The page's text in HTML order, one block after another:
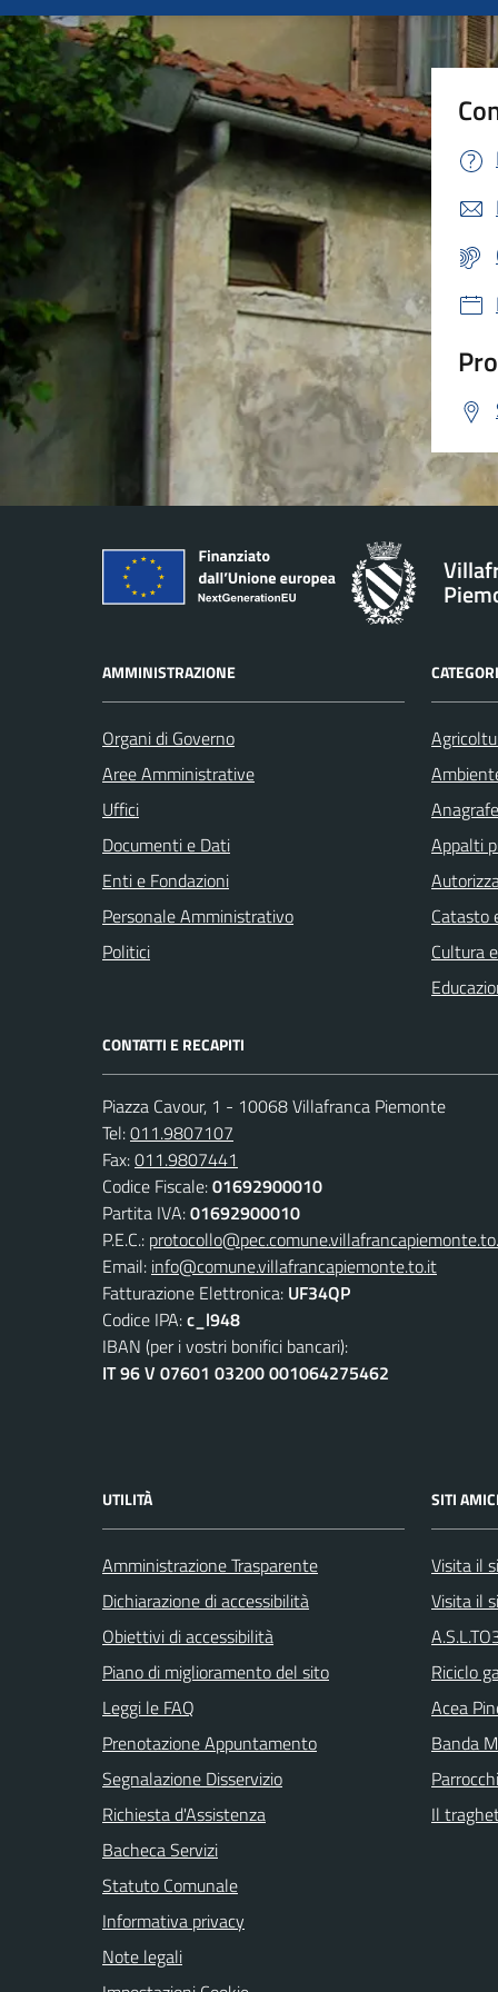
AMMINISTRAZIONE
Organi di Governo
Aree Amministrative
Uffici
Documenti e Dati
Enti e Fondazioni
Personale Amministrativo
Politici
Appalti
Catasto
Cultura
CONTATTI E RECAPITI
Piazza Cavour, 1 - 10068 Villafranca Piemonte
Tel:011.9807107
Fax:011.9807441
Codice Fiscale:01692900010
Partita IVA:01692900010
P.E.C.:
Email: info@comune.villafrancapiemonte.to.it
Fatturazione Elettronica: UF34QP
Codice IPA:c_l948
IBAN (per i vostri bonifici bancari):
IT 96 V 07601 03200 001064275462
UTILITÀ
Amministrazione Trasparente
Dichiarazione di accessibilità
Obiettivi di accessibilità
Piano di miglioramento del sito
Leggi le FAQ
Prenotazione Appuntamento
Segnalazione Disservizio
Richiesta d'Assistenza
Bacheca Servizi
Statuto Comunale
Informativa privacy
Note legali
SITI AMICI
Visita il
Visita il
Riciclo
Acea
Banda
Il